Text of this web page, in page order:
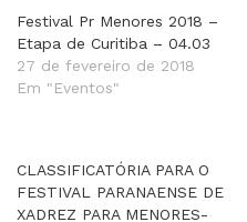
Festival Pr Menores 2018 –
Etapa de Curitiba – 04.03
27 de fevereiro de 2018
Em "Eventos"
CLASSIFICATÓRIA PARA O
FESTIVAL PARANAENSE DE
XADREZ PARA MENORES-